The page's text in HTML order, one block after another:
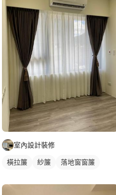
室內設計裝修
橫拉簾 紗簾 落地窗窗簾